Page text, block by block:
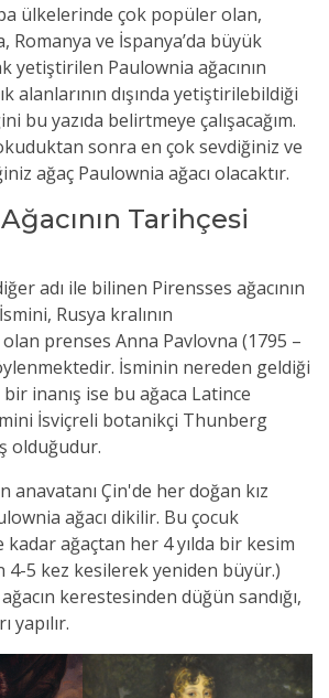
ülkelerinde çok popüler olan,
Romanya ve İspanya’da büyük
yetiştirilen Paulownia ağacının
alanlarının dışında yetiştirilebildiği
bu yazıda belirtmeye çalışacağım.
sonra en çok sevdiğiniz ve
ağaç Paulownia ağacı olacaktır.
Tarihçesi
adı ile bilinen Pirensses ağacının
Rusya kralının
prenses Anna Pavlovna (1795 –
İsminin nereden geldiği
inanış ise bu ağaca Latince
İsviçreli botanikçi Thunberg
olduğudur.
anavatanı Çin'de her doğan kız
ağacı dikilir. Bu çocuk
ağaçtan her 4 yılda bir kesim
4-5 kez kesilerek yeniden büyür.)
kerestesinden düğün sandığı,
yapılır.